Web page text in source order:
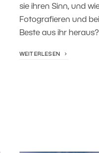
sie ihren Sinn, und
Fotografieren und
Beste aus ihr heraus?
WEITERLESEN